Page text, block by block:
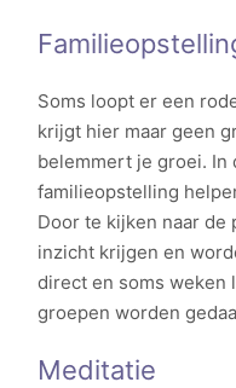
Soms loopt er een
krijgt hier maar geen
belemmert je groei. In
familieopstelling
Door te kijken naar de
inzicht krijgen en
direct en soms weken
groepen worden
Meditatie